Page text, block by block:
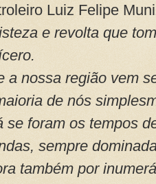
Luiz Felipe
e revolta que
a nossa região vem
de nós
se foram os tempos
sempre
também por